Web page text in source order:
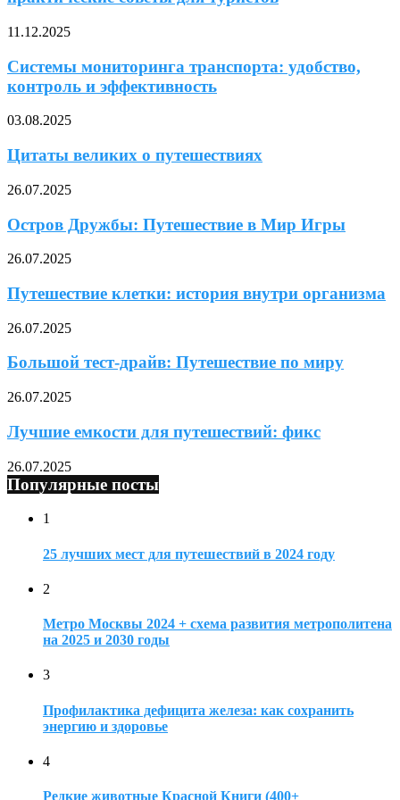
11.12.2025
Системы мониторинга транспорта: удобство,
контроль и эффективность
03.08.2025
Цитаты великих о путешествиях
26.07.2025
Остров Дружбы: Путешествие в Мир Игры
26.07.2025
Путешествие клетки: история внутри организма
26.07.2025
Большой тест-драйв: Путешествие по миру
26.07.2025
Лучшие емкости для путешествий: фикс
26.07.2025
Популярные посты
1
25 лучших мест для путешествий в 2024 году
2
Метро Москвы 2024 + схема развития метрополитена
на 2025 и 2030 годы
3
Профилактика дефицита железа: как сохранить
энергию и здоровье
4
Редкие животные Красной Книги (400+